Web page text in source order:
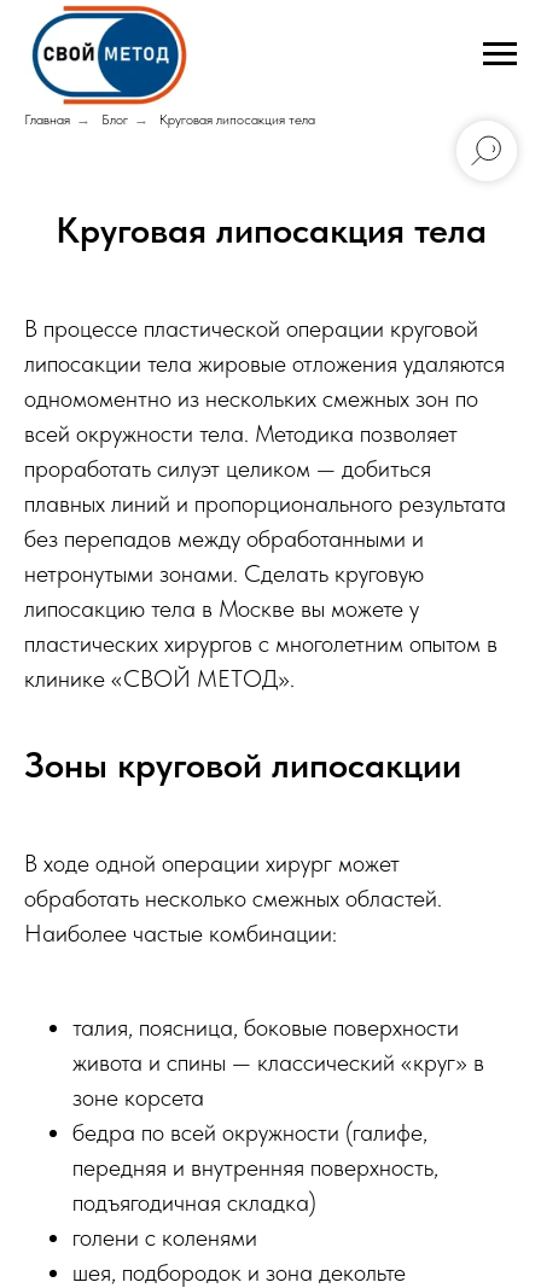
Главная → Блог → Круговая липосакция тела
Круговая липосакция тела
В процессе пластической операции круговой
липосакции тела жировые отложения удаляются
одномоментно из нескольких смежных зон по
всей окружности тела. Методика позволяет
проработать силуэт целиком — добиться
плавных линий и пропорционального результата
без перепадов между обработанными и
нетронутыми зонами. Сделать круговую
липосакцию тела в Москве вы можете у
пластических хирургов с многолетним опытом в
клинике «СВОЙ МЕТОД».
Зоны круговой липосакции
В ходе одной операции хирург может
обработать несколько смежных областей.
Наиболее частые комбинации:
талия, поясница, боковые поверхности
живота и спины — классический «круг» в
зоне корсета
бедра по всей окружности (галифе,
передняя и внутренняя поверхность,
подъягодичная складка)
голени с коленями
шея, подбородок и зона декольте